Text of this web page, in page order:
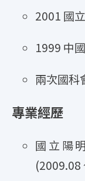
2001 國
1999 中
兩次國科
專業經歷
國立陽